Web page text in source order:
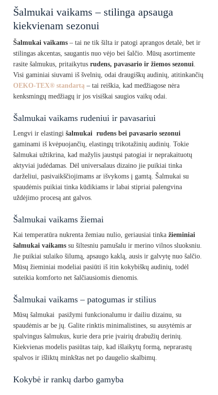
Šalmukai vaikams – stilinga apsauga
kiekvienam sezonui
Šalmukai vaikams– tai ne tik šilta ir patogi aprangos detalė, bet ir
stilingas akcentas, saugantis nuo vėjo bei šalčio. Mūsų asortimente
rasite šalmukus, pritaikytus rudens, pavasario ir žiemos sezonui.
Visi gaminiai siuvami iš švelnių, odai draugiškų audinių, atitinkančių
OEKO-TEX® standartą– tai reiškia, kad medžiagose nėra
kenksmingų medžiagų ir jos visiškai saugios vaikų odai.
Šalmukai vaikams rudeniui ir pavasariui
Lengvi ir elastingi šalmukai rudens bei pavasario sezonui
gaminami iš kvėpuojančių, elastingų trikotažinių audinių. Tokie
šalmukai užtikrina, kad mažylis jaustųsi patogiai ir neprakaituotų
aktyviai judėdamas. Dėl universalaus dizaino jie puikiai tinka
darželiui, pasivaikščiojimams ar išvykoms į gamtą. Šalmukai su
spaudėmis puikiai tinka kūdikiams ir labai stipriai palengvina
uždėjimo procesą ant galvos.
Šalmukai vaikams žiemai
Kai temperatūra nukrenta žemiau nulio, geriausiai tinka žieminiai
šalmukai vaikamssu šiltesniu pamušalu ir merino vilnos sluoksniu.
Jie puikiai sulaiko šilumą, apsaugo kaklą, ausis ir galvytę nuo šalčio.
Mūsų žieminiai modeliai pasiūti iš itin kokybiškų audinių, todėl
suteikia komforto net šalčiausiomis dienomis.
Šalmukai vaikams – patogumas ir stilius
Mūsų šalmukai pasižymi funkcionalumu ir dailiu dizainu, su
spaudėmis ar be jų. Galite rinktis minimalistines, su ausytėmis ar
spalvingus šalmukus, kurie dera prie įvairių drabužių derinių.
Kiekvienas modelis pasiūtas taip, kad išlaikytų formą, neprarastų
spalvos ir išliktų minkštas net po daugelio skalbimų.
Kokybė ir rankų darbo gamyba